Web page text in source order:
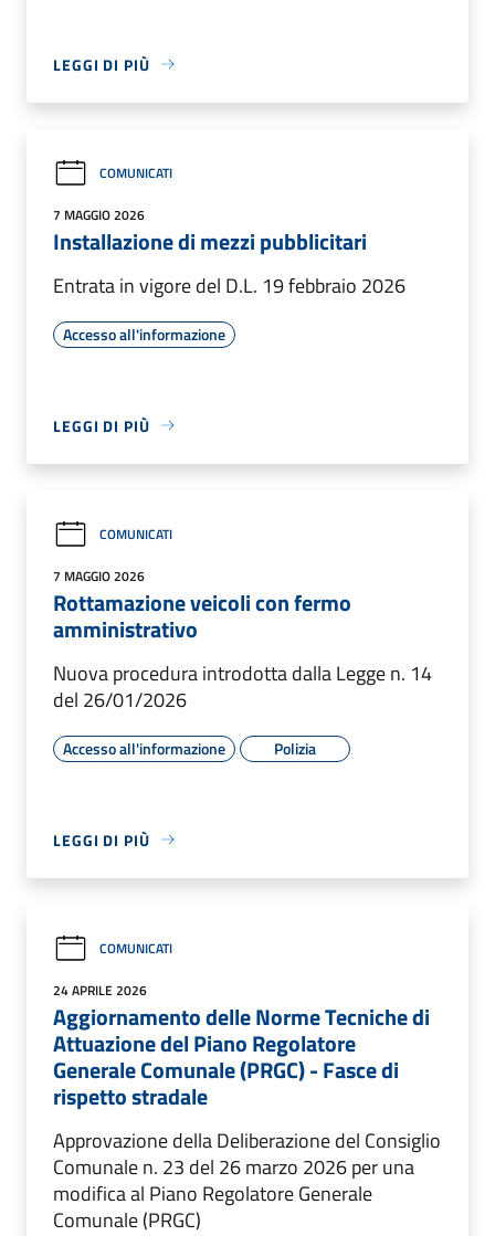
LEGGI DI PIÙ
COMUNICATI
7 MAGGIO 2026
Installazione di mezzi pubblicitari
Entrata in vigore del D.L. 19 febbraio 2026
Accesso all'informazione
LEGGI DI PIÙ
COMUNICATI
7 MAGGIO 2026
Rottamazione veicoli con fermo
amministrativo
Nuova procedura introdotta dalla Legge n. 14
del 26/01/2026
Accesso all'informazione Polizia
LEGGI DI PIÙ
COMUNICATI
24 APRILE 2026
Aggiornamento delle Norme Tecniche di
Attuazione del Piano Regolatore
Generale Comunale (PRGC) - Fasce di
rispetto stradale
Approvazione della Deliberazione del Consiglio
Comunale n. 23 del 26 marzo 2026 per una
modifica al Piano Regolatore Generale
Comunale (PRGC)